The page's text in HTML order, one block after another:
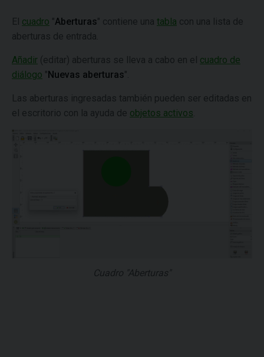
El cuadro "Aberturas" contiene una tabla con una lista de
aberturas de entrada.
Añadir (editar) aberturas se lleva a cabo en el cuadro de
diálogo "Nuevas aberturas".
Las aberturas ingresadas también pueden ser editadas en
el escritorio con la ayuda de objetos activos
Cuadro "Aberturas"